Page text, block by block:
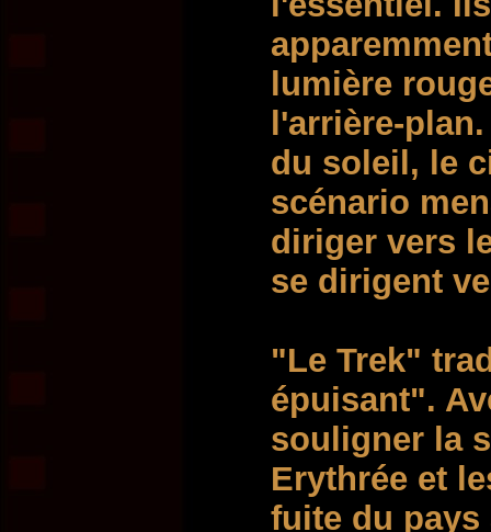
lumière
l'arrière-
du soleil, le
scénario
diriger vers
se dirigent
"Le Trek"
épuisant".
souligner la
Erythrée et
fuite du